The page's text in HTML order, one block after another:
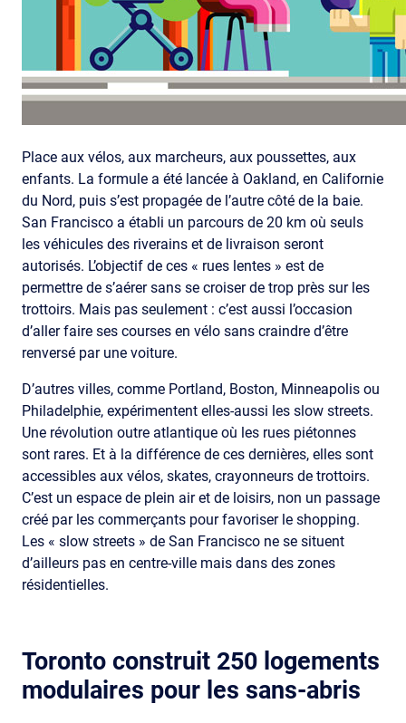
Place aux vélos, aux marcheurs, aux poussettes, aux
enfants. La formule a été lancée à Oakland, en Californie
du Nord, puis s’est propagée de l’autre côté de la baie.
San Francisco a établi un parcours de 20 km où seuls
les véhicules des riverains et de livraison seront
autorisés. L’objectif de ces « rues lentes » est de
permettre de s’aérer sans se croiser de trop près sur les
trottoirs. Mais pas seulement : c’est aussi l’occasion
d’aller faire ses courses en vélo sans craindre d’être
renversé par une voiture.
D’autres villes, comme Portland, Boston, Minneapolis ou
Philadelphie, expérimentent elles-aussi les slow streets.
Une révolution outre atlantique où les rues piétonnes
sont rares. Et à la différence de ces dernières, elles sont
accessibles aux vélos, skates, crayonneurs de trottoirs.
C’est un espace de plein air et de loisirs, non un passage
créé par les commerçants pour favoriser le shopping.
Les « slow streets » de San Francisco ne se situent
d’ailleurs pas en centre-ville mais dans des zones
résidentielles.
Toronto construit 250 logements
modulaires pour les sans-abris